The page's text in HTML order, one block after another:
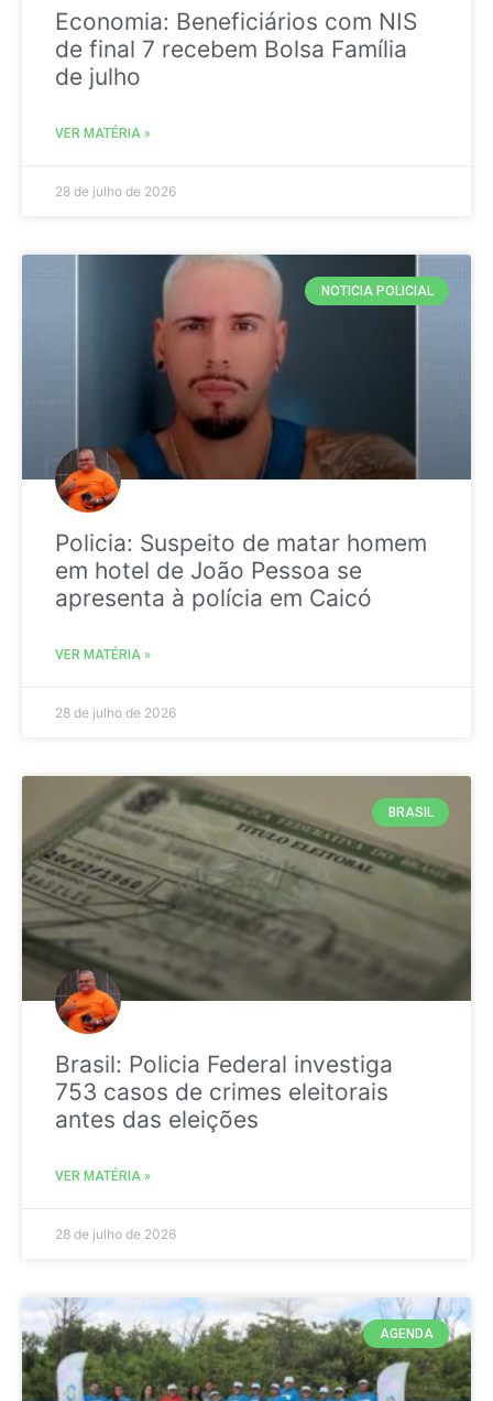
Economia: Beneficiários com NIS
de final 7 recebem Bolsa Família
de julho
VER MATÉRIA »
28 de julho de 2026
NOTICIA POLICIAL
Policia: Suspeito de matar homem
em hotel de João Pessoa se
apresenta à polícia em Caicó
VER MATÉRIA »
28 de julho de 2026
BRASIL
Brasil: Policia Federal investiga
753 casos de crimes eleitorais
antes das eleições
VER MATÉRIA »
28 de julho de 2026
AGENDA